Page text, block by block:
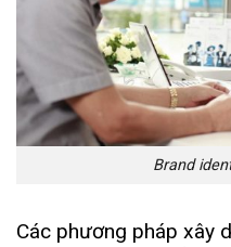
Brand
Các phương pháp xây